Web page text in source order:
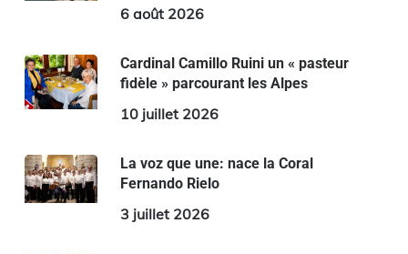
6 août 2026
Cardinal Camillo Ruini un « pasteur
fidèle » parcourant les Alpes
10 juillet 2026
La voz que une: nace la Coral
Fernando Rielo
3 juillet 2026